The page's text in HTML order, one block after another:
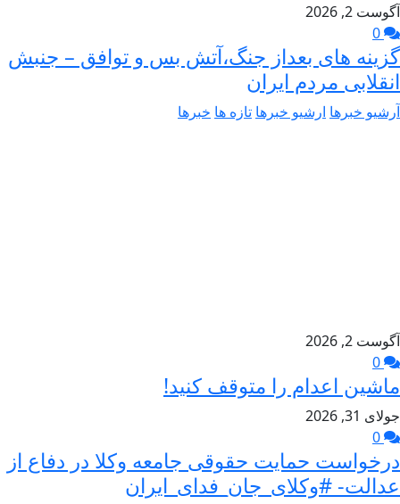
آگوست 2, 2026
گزینه های بعداز جنگ،آتش بس و توافق – جنبش
انقلابی مردم ایران
آرشیو خبرها ارشیو خبرها تازه ها خبرها
آگوست 2, 2026
ماشین اعدام را متوقف کنید!
جولای 31, 2026
درخواست حمایت حقوقی جامعه وکلا در دفاع از
عدالت- #وکلای_جان_فدای_ایران